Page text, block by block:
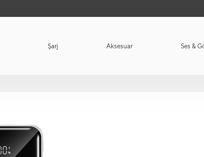
Şarj Aksesuar Ses &